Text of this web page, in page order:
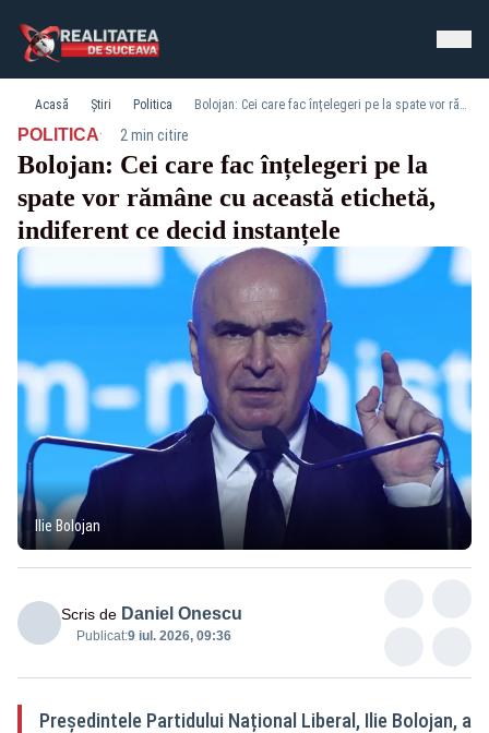
Acasă Știri Politica Bolojan: Cei care fac înțelegeri pe la spate vor rămâne cu această etichetă, indiferent ce decid instanțele
POLITICA· 2 min citire
Bolojan: Cei care fac înțelegeri pe la
spate vor rămâne cu această etichetă,
indiferent ce decid instanțele
Ilie Bolojan
Scris de Daniel Onescu
Publicat:9 iul. 2026, 09:36
Președintele Partidului Național Liberal, Ilie Bolojan, a